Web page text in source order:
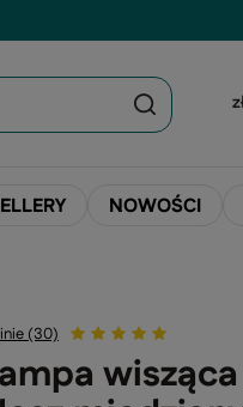
NOWOŚCI
(30)